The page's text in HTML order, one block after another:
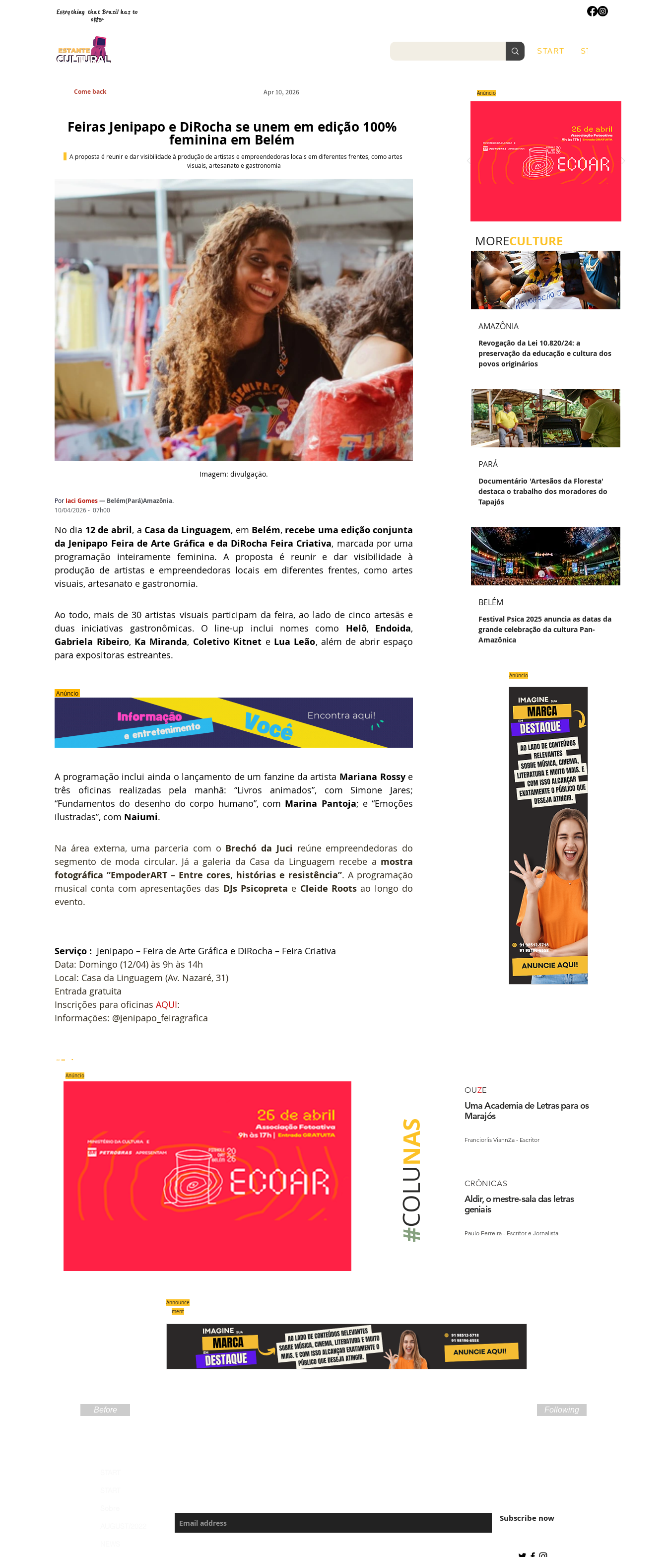
Everything that Brazil has to
offer
START START
Come back Apr 10, 2026
Feiras Jenipapo e DiRocha se unem em edição 100%
feminina em Belém
A proposta é reunir e dar visibilidade à produção de artistas e empreendedoras locais em diferentes frentes, como artes
visuais, artesanato e gastronomia
Imagem: divulgação.
Por Iaci Gomes— Belém(Pará)Amazônia.
10/04/2026 -  07h00
No dia 12 de abril, a Casa da Linguagem, em Belém, recebe uma edição conjunta
da Jenipapo Feira de Arte Gráfica e da DiRocha Feira Criativa, marcada por uma
programação inteiramente feminina. A proposta é reunir e dar visibilidade à
produção de artistas e empreendedoras locais em diferentes frentes, como artes
visuais, artesanato e gastronomia.
Ao todo, mais de 30 artistas visuais participam da feira, ao lado de cinco artesãs e
duas iniciativas gastronômicas. O line-up inclui nomes como Helô, Endoida
Gabriela Ribeiro, Ka Miranda, Coletivo Kitnet e Lua Leão, além de abrir espaço
para expositoras estreantes.
Anúncio
A programação inclui ainda o lançamento de um fanzine da artista Mariana Rossy e
três oficinas realizadas pela manhã: “Livros animados”, com Simone Jares;
“Fundamentos do desenho do corpo humano”, com Marina Pantoja; e “Emoções
ilustradas”, com Naiumi.
Na área externa, uma parceria com o Brechó da Juci reúne empreendedoras do
segmento de moda circular. Já a galeria da Casa da Linguagem recebe a mostra
fotográfica “EmpoderART – Entre cores, histórias e resistência”. A programação
musical conta com apresentações das DJs Psicopreta e Cleide Roots ao longo do
evento.
Serviço : Jenipapo – Feira de Arte Gráfica e DiRocha – Feira Criativa
Data: Domingo (12/04) às 9h às 14h
Local: Casa da Linguagem (Av. Nazaré, 31)
Entrada gratuita
Inscrições para oficinas AQUI:
Informações: @jenipapo_feiragrafica
#Feira
Anúncio
MORECULTURE
AMAZÔNIA
Revogação da Lei 10.820/24: a
preservação da educação e cultura dos
povos originários
PARÁ
Documentário 'Artesãos da Floresta'
destaca o trabalho dos moradores do
Tapajós
BELÉM
Festival Psica 2025 anuncia as datas da
grande celebração da cultura Pan-
Amazônica
Anúncio
#
COLU
NAS
OUZE
Uma Academia de Letras para os
Marajós
Franciorlis ViannZa - Escritor
CRÔNICAS
Aldir, o mestre-sala das letras
geniais
Paulo Ferreira - Escritor e Jornalista
Anúncio
Announce
ment
Before Following
Subscribe now